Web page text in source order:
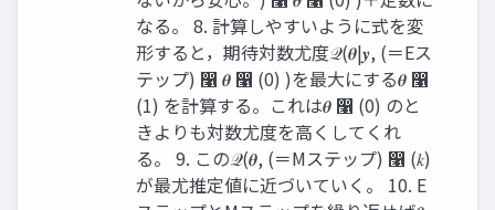
なる。 8. 計算しやすいように式を変
形すると，期待対数尤度𝒬(𝜽|𝒚, (＝Eス
テップ) ෡ 𝜽 ෡ (0) )を最大にする𝜽 ෡
(1) を計算する。これは𝜽 ෡ (0) のと
きよりも対数尤度を高くしてくれ
る。 9. この𝒬(𝜽, (＝Mステップ) ෡ (𝑘)
が最尤推定値に近づいていく。 10. E